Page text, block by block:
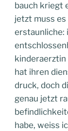
bauch kriegt
jetzt muss es
erstaunliche:
kinderaerztin
hat ihren
druck, doch
genau jetzt
habe, weiss